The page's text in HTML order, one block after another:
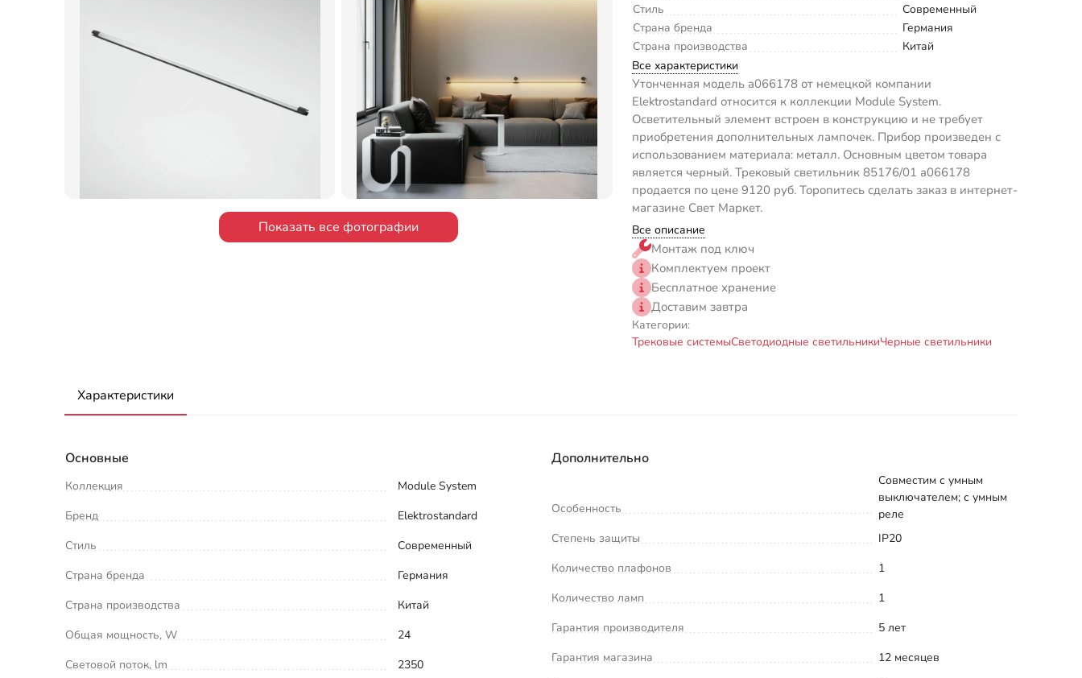
Показать все фотографии
Стиль
Современный
Страна бренда
Германия
Страна производства
Китай
Все характеристики
Утонченная модель a066178 от немецкой компании
Elektrostandard относится к коллекции Module System.
Осветительный элемент встроен в конструкцию и не требует
приобретения дополнительных лампочек. Прибор произведен с
использованием материала: металл. Основным цветом товара
является черный. Трековый светильник 85176/01 a066178
продается по цене 9120 руб. Торопитесь сделать заказ в интернет-
магазине Свет Маркет.
Все описание
Монтаж под ключ
Комплектуем проект
Бесплатное хранение
Доставим завтра
Категории:
Трековые системыСветодиодные светильникиЧерные светильники
Характеристики
Основные
Коллекция
Module System
Бренд
Elektrostandard
Стиль
Современный
Страна бренда
Германия
Страна производства
Китай
Общая мощность, W
24
Световой поток, lm
2350
Дополнительно
Особенность
Совместим с умным
выключателем; с умным
реле
Степень защиты
IP20
Количество плафонов
1
Количество ламп
1
Гарантия производителя
5 лет
Гарантия магазина
12 месяцев